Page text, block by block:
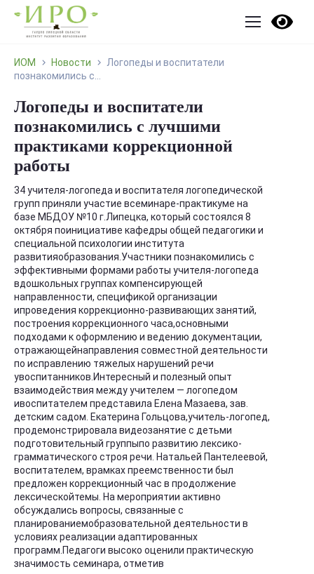
ИОМ Новости
Логопеды и воспитатели
познакомились с...
Логопеды и воспитатели
познакомились с лучшими
практиками коррекционной
работы
34 учителя-логопеда и воспитателя логопедической
групп приняли участие всеминаре-практикуме на
базе МБДОУ №10 г.Липецка, который состоялся 8
октября поинициативе кафедры общей педагогики и
специальной психологии института
развитияобразования.Участники познакомились с
эффективными формами работы учителя-логопеда
вдошкольных группах компенсирующей
направленности, спецификой организации
ипроведения коррекционно-развивающих занятий,
построения коррекционного часа,основными
подходами к оформлению и ведению документации,
отражающейнаправления совместной деятельности
по исправлению тяжелых нарушений речи
увоспитанников.Интересный и полезный опыт
взаимодействия между учителем — логопедом
ивоспитателем представила Елена Мазаева, зав.
детским садом. Екатерина Гольцова,учитель-логопед,
продемонстрировала видеозанятие с детьми
подготовительный группыпо развитию лексико-
грамматического строя речи. Натальей Пантелеевой,
воспитателем, врамках преемственности был
предложен коррекционный час в продолжение
лексическойтемы. На мероприятии активно
обсуждались вопросы, связанные с
планированиемобразовательной деятельности в
условиях реализации адаптированных
программ.Педагоги высоко оценили практическую
значимость семинара, отметив